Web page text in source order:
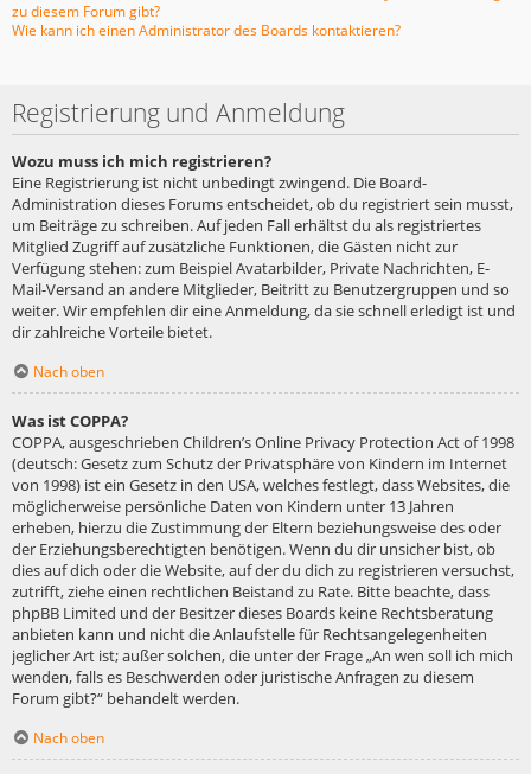
zu diesem Forum gibt?
Wie kann ich einen Administrator des Boards kontaktieren?
Registrierung und Anmeldung
Wozu muss ich mich registrieren?
Eine Registrierung ist nicht unbedingt zwingend. Die Board-
Administration dieses Forums entscheidet, ob du registriert sein musst,
um Beiträge zu schreiben. Auf jeden Fall erhältst du als registriertes
Mitglied Zugriff auf zusätzliche Funktionen, die Gästen nicht zur
Verfügung stehen: zum Beispiel Avatarbilder, Private Nachrichten, E-
Mail-Versand an andere Mitglieder, Beitritt zu Benutzergruppen und so
weiter. Wir empfehlen dir eine Anmeldung, da sie schnell erledigt ist und
dir zahlreiche Vorteile bietet.
Nach oben
Was ist COPPA?
COPPA, ausgeschrieben Children’s Online Privacy Protection Act of 1998
(deutsch: Gesetz zum Schutz der Privatsphäre von Kindern im Internet
von 1998) ist ein Gesetz in den USA, welches festlegt, dass Websites, die
möglicherweise persönliche Daten von Kindern unter 13 Jahren
erheben, hierzu die Zustimmung der Eltern beziehungsweise des oder
der Erziehungsberechtigten benötigen. Wenn du dir unsicher bist, ob
dies auf dich oder die Website, auf der du dich zu registrieren versuchst,
zutrifft, ziehe einen rechtlichen Beistand zu Rate. Bitte beachte, dass
phpBB Limited und der Besitzer dieses Boards keine Rechtsberatung
anbieten kann und nicht die Anlaufstelle für Rechtsangelegenheiten
jeglicher Art ist; außer solchen, die unter der Frage „An wen soll ich mich
wenden, falls es Beschwerden oder juristische Anfragen zu diesem
Forum gibt?“ behandelt werden.
Nach oben